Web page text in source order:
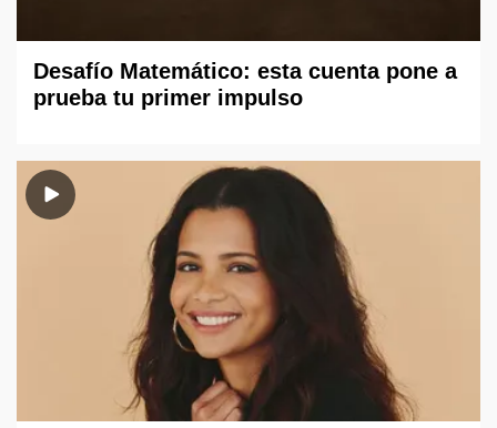
Desafío Matemático: esta cuenta pone a
prueba tu primer impulso